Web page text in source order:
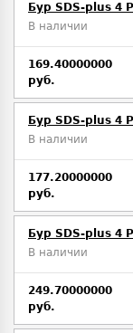
Бур SDS-plus 4
В наличии
169.40000000
руб.
Бур SDS-plus 4
В наличии
177.20000000
руб.
Бур SDS-plus 4
В наличии
249.70000000
руб.